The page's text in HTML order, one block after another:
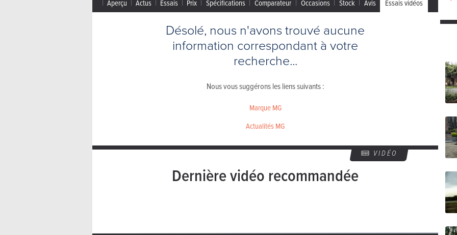
Aperçu Actus Essais Prix Spécifications Comparateur Occasions Stock Avis Essais vidéos
Désolé, nous n'avons trouvé aucune
information correspondant à votre
recherche...
Nous vous suggérons les liens suivants :
Marque MG
Actualités MG
VIDÉO
Dernière vidéo recommandée